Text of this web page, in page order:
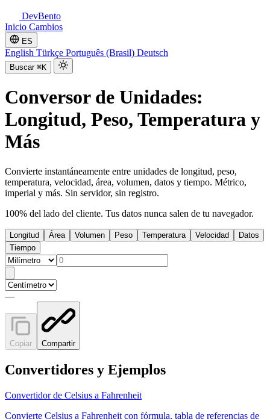
DevBento
Inicio Cambios
ES
English Türkçe Português (Brasil) Deutsch
Buscar ⌘K
Conversor de Unidades:
Longitud, Peso, Temperatura y
Más
Convierte instantáneamente entre unidades de longitud, peso,
temperatura, velocidad, área, volumen, datos y tiempo. Métrico,
imperial y más. Sin servidor, sin registro.
100% del lado del cliente. Tus datos nunca salen de tu navegador.
Longitud Área Volumen Peso Temperatura Velocidad
Datos
Tiempo
—
Copiar Compartir
Convertidores y Ejemplos
Convertidor de Celsius a Fahrenheit
Convierte Celsius a Fahrenheit con fórmula, tabla de referencias de